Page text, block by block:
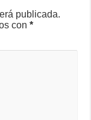
publicada.
con*